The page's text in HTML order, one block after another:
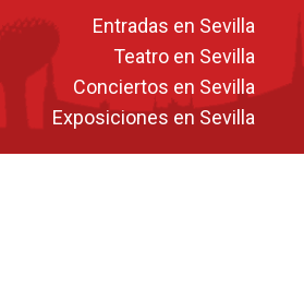
Entradas en Sevilla
Teatro en Sevilla
Conciertos en Sevilla
Exposiciones en Sevilla